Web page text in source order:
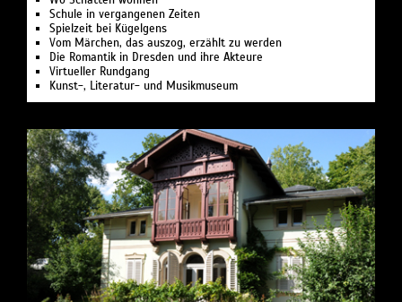
Schule in vergangenen Zeiten
Spielzeit bei Kügelgens
Vom Märchen, das auszog, erzählt zu werden
Die Romantik in Dresden und ihre Akteure
Virtueller Rundgang
Kunst-, Literatur- und Musikmuseum